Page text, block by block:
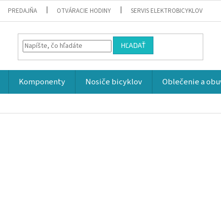
PREDAJŇA OTVÁRACIE HODINY SERVIS ELEKTROBICYKLOV
HĽADAŤ
Komponenty Nosiče bicyklov Oblečenie a